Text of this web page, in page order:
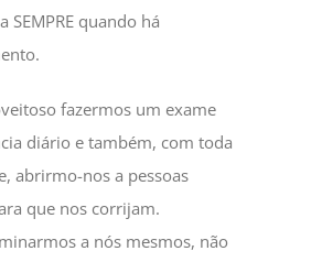
SEMPRE quando há
fazermos um exame
diário e também, com toda
abrirmo-nos a pessoas
que nos corrijam.
a nós mesmos, não